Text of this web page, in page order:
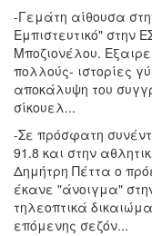
-Γεμάτη αίθουσα
Εμπιστευτικό" στην
Μποζιονέλου.
πολλούς- ιστορίες
αποκάλυψη του
σίκουελ...
-Σε πρόσφατη
91.8 και στην
Δημήτρη Πέττα ο
έκανε "άνοιγμα"
τηλεοπτικά
επόμενης σεζόν...